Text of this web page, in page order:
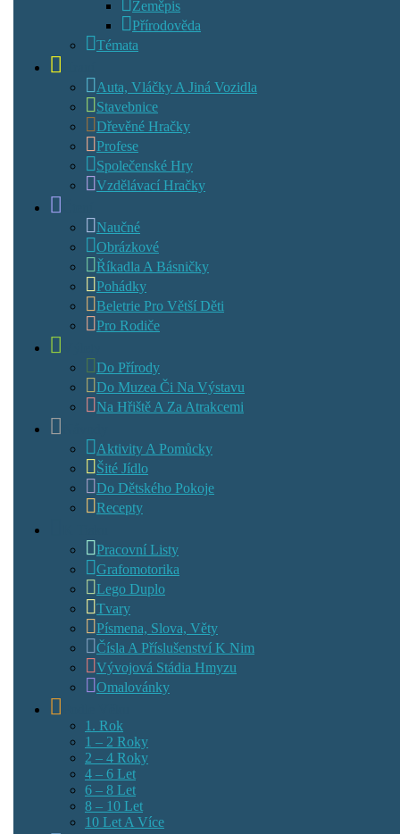
Zeměpis
Přírodověda
Témata
Auta, Vláčky A Jiná Vozidla
Stavebnice
Dřevěné Hračky
Profese
Společenské Hry
Vzdělávací Hračky
Naučné
Obrázkové
Říkadla A Básničky
Pohádky
Beletrie Pro Větší Děti
Pro Rodiče
Do Přírody
Do Muzea Či Na Výstavu
Na Hřiště A Za Atrakcemi
Aktivity A Pomůcky
Šité Jídlo
Do Dětského Pokoje
Recepty
Pracovní Listy
Grafomotorika
Lego Duplo
Tvary
Písmena, Slova, Věty
Čísla A Příslušenství K Nim
Vývojová Stádia Hmyzu
Omalovánky
1. Rok
1 – 2 Roky
2 – 4 Roky
4 – 6 Let
6 – 8 Let
8 – 10 Let
10 Let A Více